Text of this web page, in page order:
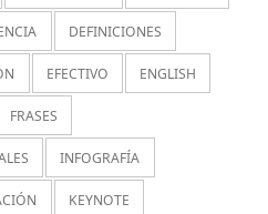
DEFINICIONES
EFECTIVO ENGLISH
FRASES
INFOGRAFÍA
KEYNOTE